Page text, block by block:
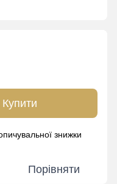
Купити
знижки
Порівняти